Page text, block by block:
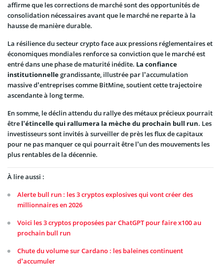
affirme que les corrections de marché sont des opportunités de
consolidation nécessaires avant que le marché ne reparte à la
hausse de manière durable.
La résilience du secteur crypto face aux pressions réglementaires et
économiques mondiales renforce sa conviction que le marché est
entré dans une phase de maturité inédite. La confiance
institutionnellegrandissante, illustrée par l’accumulation
massive d’entreprises comme BitMine, soutient cette trajectoire
ascendante à long terme.
En somme, le déclin attendu du rallye des métaux précieux pourrait
être l’étincelle qui rallumera la mèche du prochain bull run. Les
investisseurs sont invités à surveiller de près les flux de capitaux
pour ne pas manquer ce qui pourrait être l’un des mouvements les
plus rentables de la décennie.
À lire aussi :
Alerte bull run : les 3 cryptos explosives qui vont créer des
millionnaires en 2026
Voici les 3 cryptos proposées par ChatGPT pour faire x100 au
prochain bull run
Chute du volume sur Cardano : les baleines continuent
d’accumuler